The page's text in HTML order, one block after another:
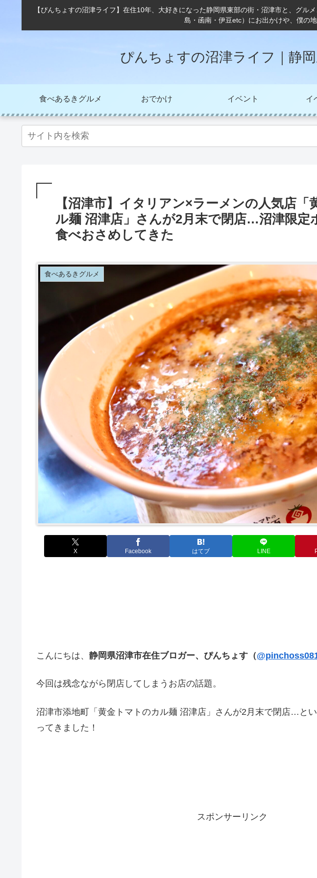
【ぴんちょすの沼津ライフ】在住10年、大好きになった静岡県東部の街・沼津市と、グ
島・函南・伊豆etc）にお出かけや、僕の
ぴんちょすの沼津ライフ｜静
食べあるきグルメ おでかけ イベント イ
【沼津市】イタリアン×ラーメンの人気店「
ル麺 沼津店」さんが2月末で閉店…沼津限定
食べおさめしてきた
食べあるきグルメ
X Facebook はてブ LINE
こんにちは、 静岡県沼津市在住ブロガー、ぴんちょす（
今回は残念ながら閉店してしまうお店の話題。
沼津市添地町「黄金トマトのカル麺 沼津店」さんが2月末で閉店…と
ってきました！
スポンサーリンク